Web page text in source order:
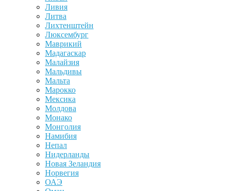
Ливия
Литва
Лихтенштейн
Люксембург
Маврикий
Мадагаскар
Малайзия
Мальдивы
Мальта
Марокко
Мексика
Молдова
Монако
Монголия
Намибия
Непал
Нидерланды
Новая Зеландия
Норвегия
ОАЭ